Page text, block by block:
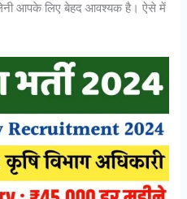
लेनी आपके लिए बेहद आवश्यक है। ऐसे में